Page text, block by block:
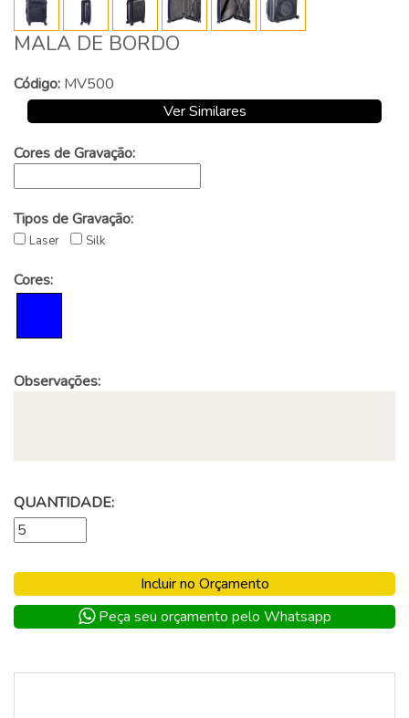
MALA DE BORDO
Código: MV500
Ver Similares
Cores de Gravação:
Tipos de Gravação:
Laser Silk
Cores:
Observações:
QUANTIDADE:
Incluir no Orçamento
Peça seu orçamento pelo Whatsapp